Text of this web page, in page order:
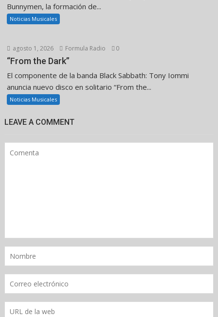
Bunnymen, la formación de...
Noticias Musicales
agosto 1, 2026 Formula Radio 0
“From the Dark”
El componente de la banda Black Sabbath: Tony Iommi
anuncia nuevo disco en solitario “From the...
Noticias Musicales
LEAVE A COMMENT